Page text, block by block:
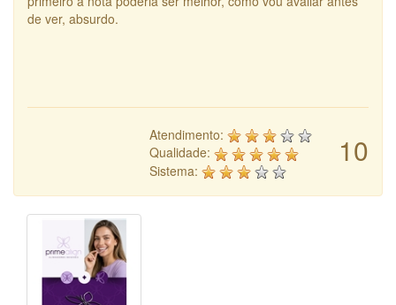
de ver, absurdo.
10
Atendimento:
Qualidade:
Sistema: